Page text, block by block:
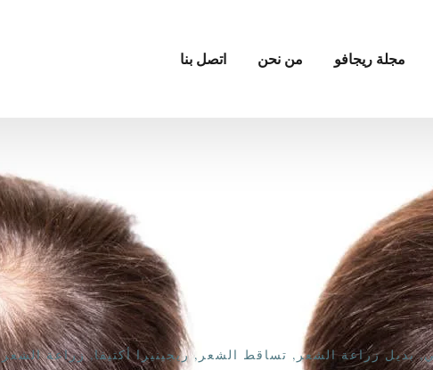
مجلة ريجافو من نحن اتصل بنا
,بديل زراعة الشعر , تساقط الشعر ,ريجينيرا أكتيفا,زراعة الشعر